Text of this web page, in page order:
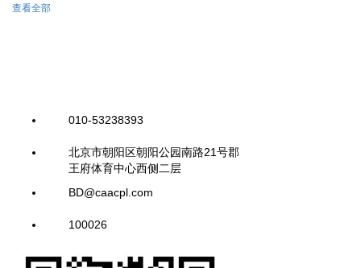
查看全部
010-53238393
北京市朝阳区朝阳公园南路21号郡
王府体育中心西侧二层
BD@caacpl.com
100026